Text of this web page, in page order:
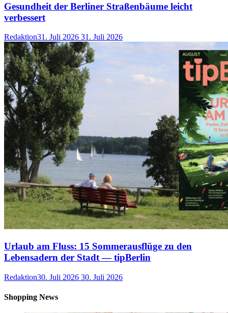
Gesundheit der Berliner Straßenbäume leicht
verbessert
Redaktion31. Juli 2026 31. Juli 2026
Urlaub am Fluss: 15 Sommerausflüge zu den
Lebensadern der Stadt — tipBerlin
Redaktion30. Juli 2026 30. Juli 2026
Shopping News